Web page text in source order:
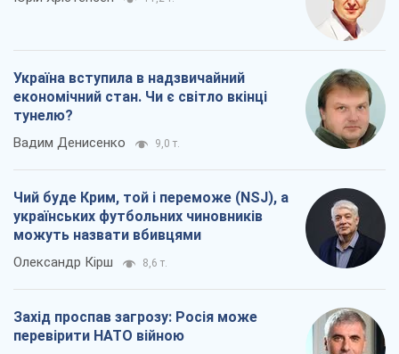
Україна вступила в надзвичайний
економічний стан. Чи є світло вкінці
тунелю?
Вадим Денисенко 9,0 т.
Чий буде Крим, той і переможе (NSJ), а
українських футбольних чиновників
можуть назвати вбивцями
Олександр Кірш 8,6 т.
Захід проспав загрозу: Росія може
перевірити НАТО війною